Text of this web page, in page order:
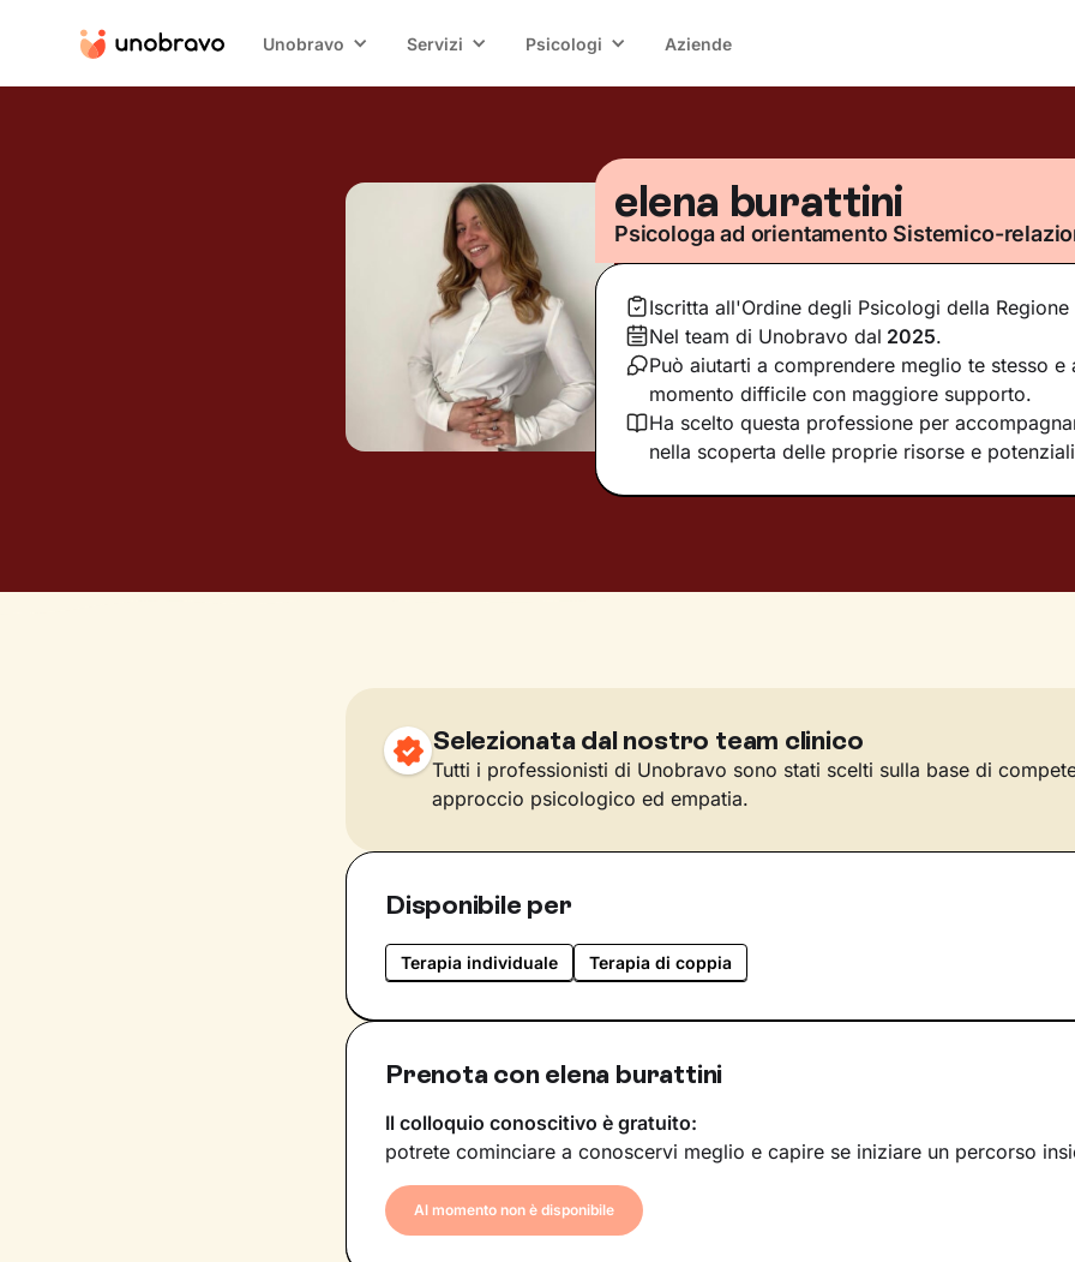
Unobravo Servizi Psicologi Aziende
elena burattini
Psicologa ad orientamento Sistemico-
Iscritta all'Ordine degli Psicologi della Regione
Nel team di Unobravo dal 2025.
Può aiutarti a comprendere meglio te stesso e
momento difficile con maggiore supporto.
Ha scelto questa professione per
nella scoperta delle proprie risorse e
Selezionata dal nostro team clinico
Tutti i professionisti di Unobravo sono stati scelti sulla base di
approccio psicologico ed empatia.
Disponibile per
Terapia individuale Terapia di coppia
Prenota con elena burattini
Il colloquio conoscitivo è gratuito:
potrete cominciare a conoscervi meglio e capire se iniziare un percorso
Al momento non è disponibile